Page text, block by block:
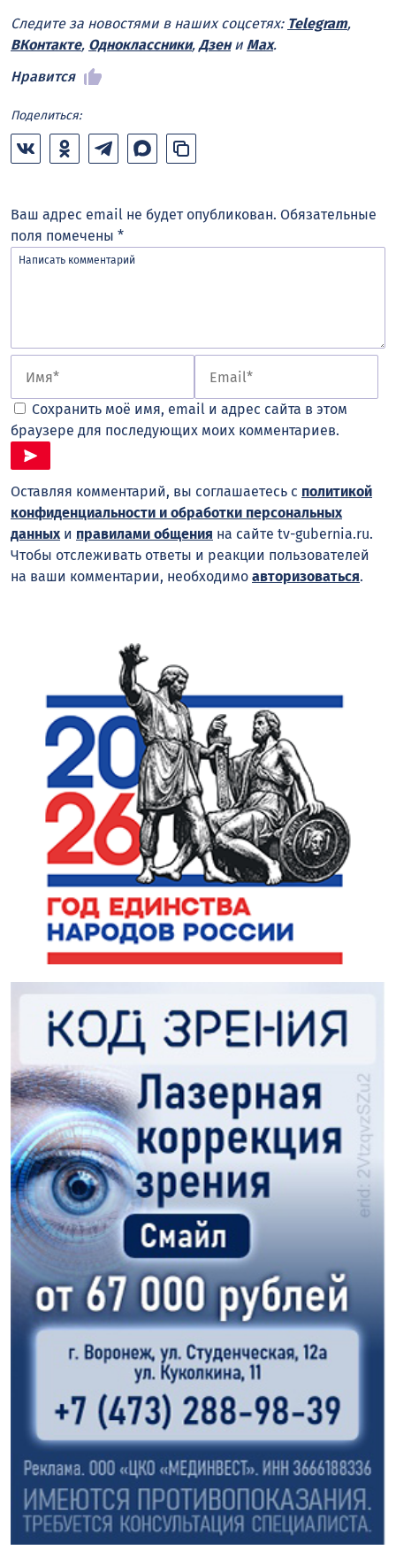
Следите за новостями в наших соцсетях: Telegram,
ВКонтакте, Одноклассники, Дзени Max.
Нравится
Поделиться:
Ваш адрес email не будет опубликован. Обязательные
поля помечены *
Сохранить моё имя, email и адрес сайта в этом
браузере для последующих моих комментариев.
Оставляя комментарий, вы соглашаетесь с политикой
конфиденциальности и обработки персональных
данныхи правилами общения на сайте tv-gubernia.ru.
Чтобы отслеживать ответы и реакции пользователей
на ваши комментарии, необходимо авторизоваться.